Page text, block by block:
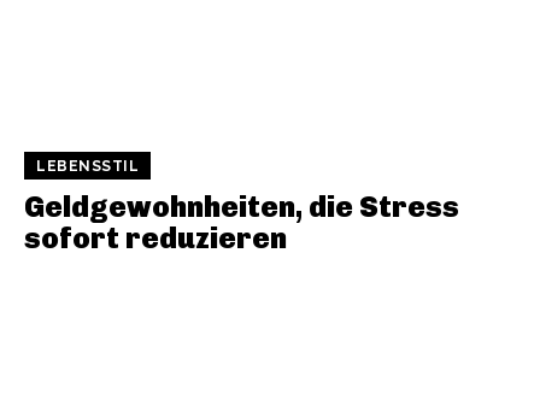
LEBENSSTIL
Geldgewohnheiten, die Stress
sofort reduzieren